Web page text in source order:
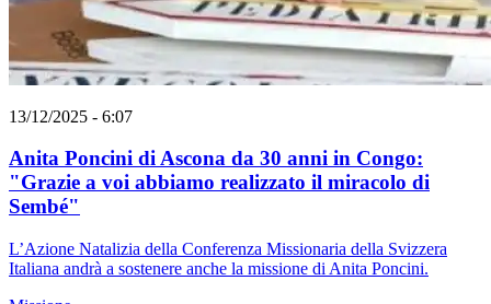
13/12/2025 - 6:07
Anita Poncini di Ascona da 30 anni in Congo:
"Grazie a voi abbiamo realizzato il miracolo di
Sembé"
L’Azione Natalizia della Conferenza Missionaria della Svizzera
Italiana andrà a sostenere anche la missione di Anita Poncini.